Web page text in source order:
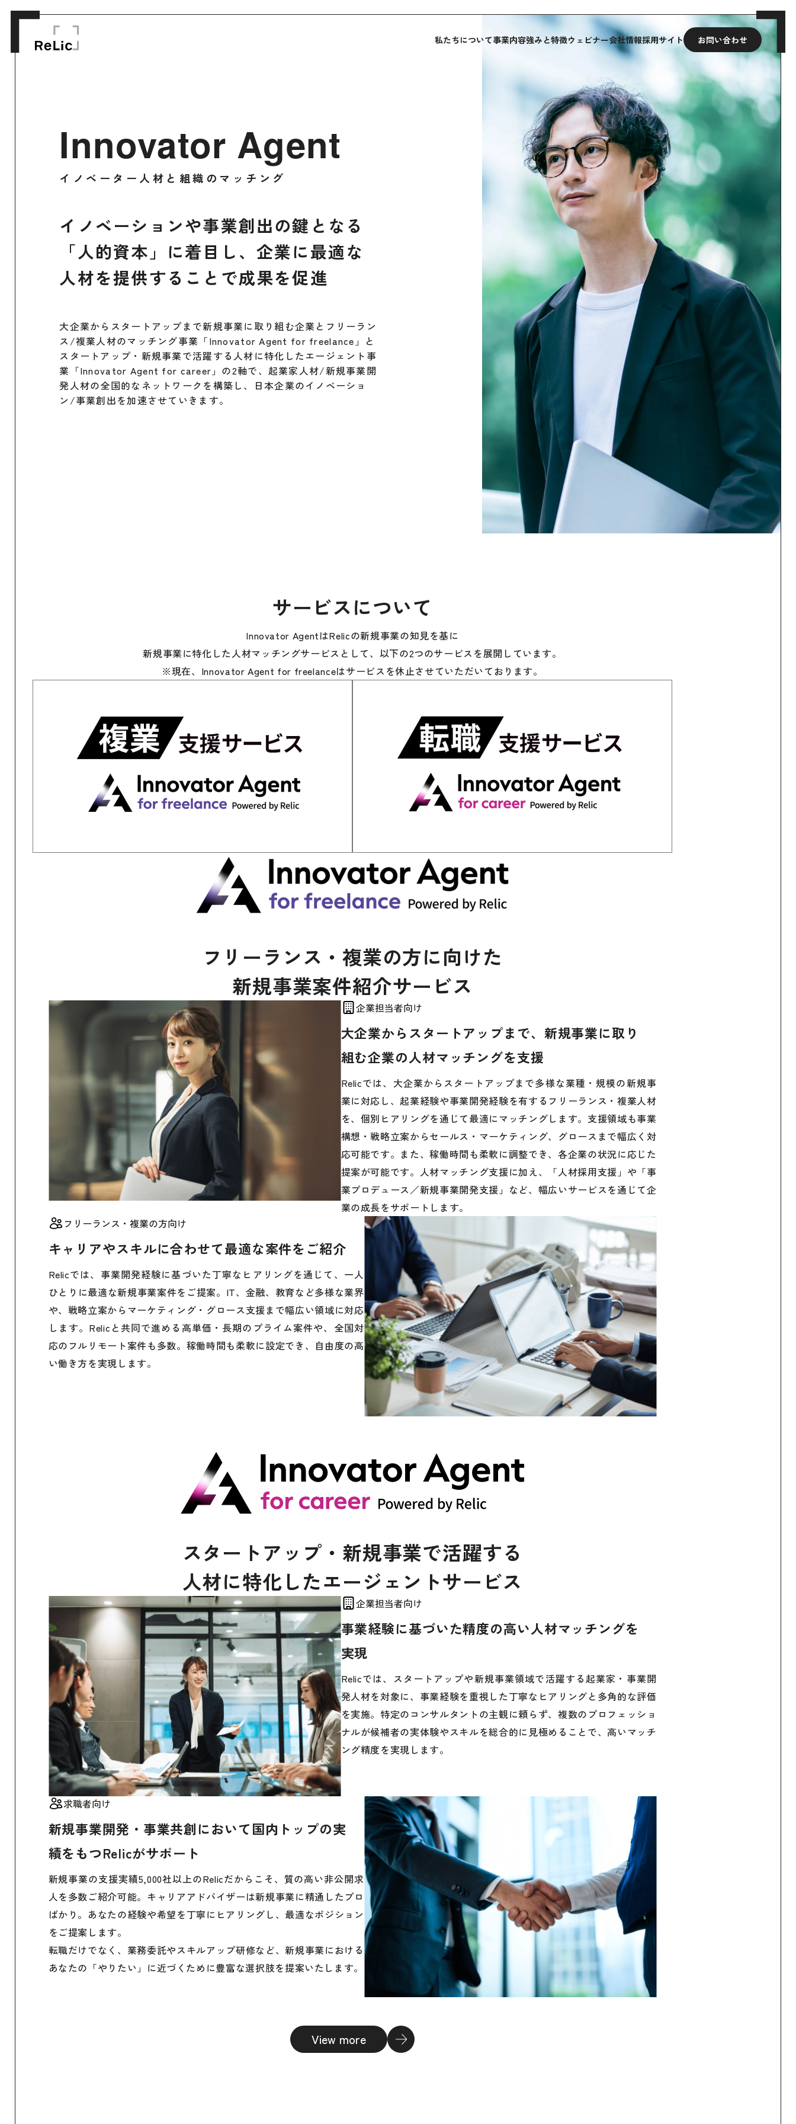
私たちについて事業内容強みと特徴ウェビナー会社情報採用サイト お問い合わせ
Innovator Agent
イノベーター人材と組織のマッチング
イノベーションや事業創出の鍵となる
「人的資本」に着目し、企業に最適な
人材を提供することで成果を促進
大企業からスタートアップまで新規事業に取り組む企業とフリーラン
ス/複業人材のマッチング事業「Innovator Agent for freelance」と
スタートアップ・新規事業で活躍する人材に特化したエージェント事
業「Innovator Agent for career」の2軸で、起業家人材/新規事業開
発人材の全国的なネットワークを構築し、日本企業のイノベーショ
ン/事業創出を加速させていきます。
サービスについて
Innovator AgentはRelicの新規事業の知見を基に
新規事業に特化した人材マッチングサービスとして、以下の2つのサービスを展開しています。
※現在、Innovator Agent for freelanceはサービスを休止させていただいております。
フリーランス・複業の方に向けた
新規事業案件紹介サービス
企業担当者向け
大企業からスタートアップまで、新規事業に取り
組む企業の人材マッチングを支援
Relicでは、大企業からスタートアップまで多様な業種・規模の新規事
業に対応し、起業経験や事業開発経験を有するフリーランス・複業人材
を、個別ヒアリングを通じて最適にマッチングします。支援領域も事業
構想・戦略立案からセールス・マーケティング、グロースまで幅広く対
応可能です。また、稼働時間も柔軟に調整でき、各企業の状況に応じた
提案が可能です。人材マッチング支援に加え、「人材採用支援」や「事
業プロデュース／新規事業開発支援」など、幅広いサービスを通じて企
業の成長をサポートします。
フリーランス・複業の方向け
キャリアやスキルに合わせて最適な案件をご紹介
Relicでは、事業開発経験に基づいた丁寧なヒアリングを通じて、一人
ひとりに最適な新規事業案件をご提案。IT、金融、教育など多様な業界
や、戦略立案からマーケティング・グロース支援まで幅広い領域に対応
します。Relicと共同で進める高単価・長期のプライム案件や、全国対
応のフルリモート案件も多数。稼働時間も柔軟に設定でき、自由度の高
い働き方を実現します。
スタートアップ・新規事業で活躍する
人材に特化したエージェントサービス
企業担当者向け
事業経験に基づいた精度の高い人材マッチングを
実現
Relicでは、スタートアップや新規事業領域で活躍する起業家・事業開
発人材を対象に、事業経験を重視した丁寧なヒアリングと多角的な評価
を実施。特定のコンサルタントの主観に頼らず、複数のプロフェッショ
ナルが候補者の実体験やスキルを総合的に見極めることで、高いマッチ
ング精度を実現します。
求職者向け
新規事業開発・事業共創において国内トップの実
績をもつRelicがサポート
新規事業の支援実績5,000社以上のRelicだからこそ、質の高い非公開求
人を多数ご紹介可能。キャリアアドバイザーは新規事業に精通したプロ
ばかり。あなたの経験や希望を丁寧にヒアリングし、最適なポジション
をご提案します。
転職だけでなく、業務委託やスキルアップ研修など、新規事業における
あなたの「やりたい」に近づくために豊富な選択肢を提案いたします。
View more